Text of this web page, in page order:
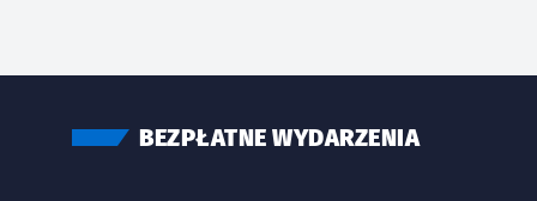
BEZPŁATNE WYDARZENIA